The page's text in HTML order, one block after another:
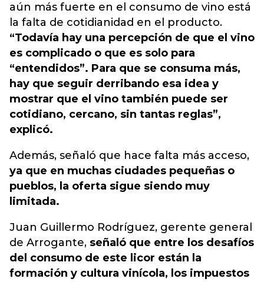
aún más fuerte en el consumo de vino está
la falta de cotidianidad en el producto.
“Todavía hay una percepción de que el vino
es complicado o que es solo para
“entendidos”. Para que se consuma más,
hay que seguir derribando esa idea y
mostrar que el vino también puede ser
cotidiano, cercano, sin tantas reglas”,
explicó.
Además, señaló que hace falta más acceso,
ya que en muchas ciudades pequeñas o
pueblos, la oferta sigue siendo muy
limitada.
Juan Guillermo Rodríguez, gerente general
de Arrogante, señaló que entre los desafíos
del consumo de este licor están la
formación y cultura vinícola, los impuestos